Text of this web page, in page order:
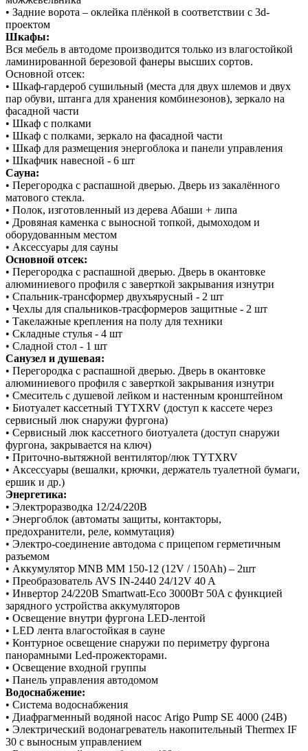
• Задние ворота – оклейка плёнкой в соответствии с 3d-
проектом
Шкафы:
Вся мебель в автодоме производится только из влагостойкой
ламинированной березовой фанеры высших сортов.
Основной отсек:
• Шкаф-гардероб сушильный (места для двух шлемов и двух
пар обуви, штанга для хранения комбинезонов), зеркало на
фасадной части
• Шкаф с полками
• Шкаф с полками, зеркало на фасадной части
• Шкаф для размещения энергоблока и панели управления
• Шкафчик навесной - 6 шт
Сауна:
• Перегородка с распашной дверью. Дверь из закалённого
матового стекла.
• Полок, изготовленный из дерева Абаши + липа
• Дровяная каменка с выносной топкой, дымоходом и
оборудованным местом
• Аксессуары для сауны
Основной отсек:
• Перегородка с распашной дверью. Дверь в окантовке
алюминиевого профиля с заверткой закрывания изнутри
• Спальник-трансформер двухъярусный - 2 шт
• Чехлы для спальников-трасформеров защитные - 2 шт
• Такелажные крепления на полу для техники
• Складные стулья - 4 шт
• Сладной стол - 1 шт
Санузел и душевая:
• Перегородка с распашной дверью. Дверь в окантовке
алюминиевого профиля с заверткой закрывания изнутри
• Смеситель с душевой лейком и настенным кронштейном
• Биотуалет кассетный TYTXRV (доступ к кассете через
сервисный люк снаружи фургона)
• Сервисный люк кассетного биотуалета (доступ снаружи
фургона, закрывается на ключ)
• Приточно-вытяжной вентилятор/люк TYTXRV
• Аксессуары (вешалки, крючки, держатель туалетной бумаги,
ершик и др.)
Энергетика:
• Электроразводка 12/24/220В
• Энергоблок (автоматы защиты, контакторы,
предохранители, реле, коммутация)
• Электро-соединение автодома с прицепом герметичным
разъемом
• Аккумулятор MNB MM 150-12 (12V / 150Ah) – 2шт
• Преобразователь AVS IN-2440 24/12V 40 A
• Инвертор 24/220В Smartwatt-Eco 3000Вт 50A с функцией
зарядного устройства аккумуляторов
• Освещение внутри фургона LED-лентой
• LED лента влагостойкая в сауне
• Контурное освещение снаружи по периметру фургона
панорамными Led-прожекторами.
• Освещение входной группы
• Панель управления автодомом
Водоснабжение:
• Система водоснабжения
• Диафрагменный водяной насос Arigo Pump SE 4000 (24В)
• Электрический водонагреватель накопительный Thermex IF
30 с выносным управлением